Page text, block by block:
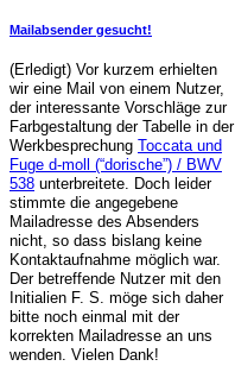
Mailabsender gesucht!
(Erledigt) Vor kurzem erhielten
wir eine Mail von einem Nutzer,
der interessante Vorschläge zur
Farbgestaltung der Tabelle in der
Werkbesprechung Toccata und
Fuge d-moll (“dorische”) / BWV
538 unterbreitete. Doch leider
stimmte die angegebene
Mailadresse des Absenders
nicht, so dass bislang keine
Kontaktaufnahme möglich war.
Der betreffende Nutzer mit den
Initialien F. S. möge sich daher
bitte noch einmal mit der
korrekten Mailadresse an uns
wenden. Vielen Dank!